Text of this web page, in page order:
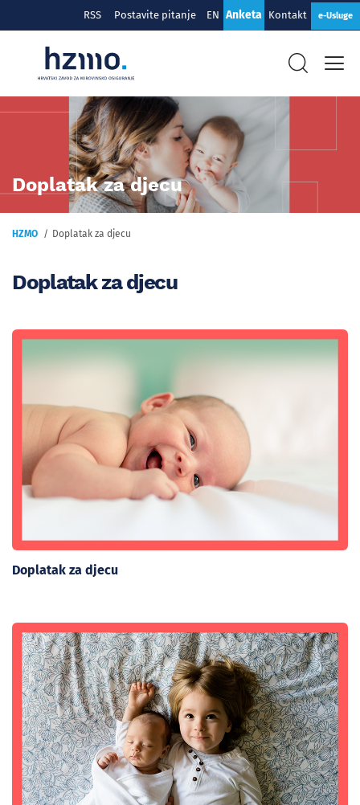
RSS Postavite pitanje EN Anketa Kontakt e-Usluge
Doplatak za djecu
HZMO Doplatak za djecu
Doplatak za djecu
Doplatak za djecu